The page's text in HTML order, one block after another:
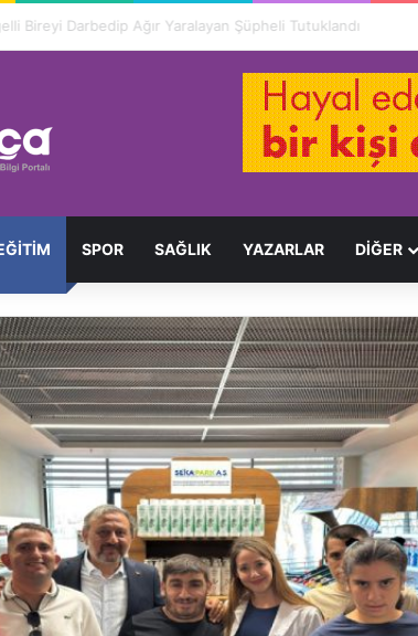
Bireyi Darbedip Ağır Yaralayan Şüpheli Tutuklandı
SPOR SAĞLIK YAZARLAR DİĞER